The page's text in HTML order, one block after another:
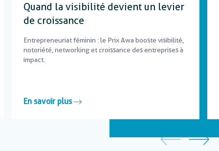
Quand la visibilité devient un levier
de croissance
Entrepreneuriat féminin : le Prix Awa booste visibilité,
notoriété, networking et croissance des entreprises à
impact.
En savoir plus